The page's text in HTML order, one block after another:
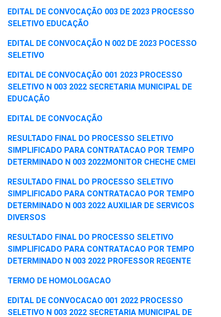
EDITAL DE CONVOCAÇÃO 003 DE 2023 PROCESSO
SELETIVO EDUCAÇÃO
EDITAL DE CONVOCAÇÃO N 002 DE 2023 POCESSO
SELETIVO
EDITAL DE CONVOCAÇÃO 001 2023 PROCESSO
SELETIVO N 003 2022 SECRETARIA MUNICIPAL DE
EDUCAÇÃO
EDITAL DE CONVOCAÇÃO
RESULTADO FINAL DO PROCESSO SELETIVO
SIMPLIFICADO PARA CONTRATACAO POR TEMPO
DETERMINADO N 003 2022MONITOR CHECHE CMEI
RESULTADO FINAL DO PROCESSO SELETIVO
SIMPLIFICADO PARA CONTRATACAO POR TEMPO
DETERMINADO N 003 2022 AUXILIAR DE SERVICOS
DIVERSOS
RESULTADO FINAL DO PROCESSO SELETIVO
SIMPLIFICADO PARA CONTRATACAO POR TEMPO
DETERMINADO N 003 2022 PROFESSOR REGENTE
TERMO DE HOMOLOGACAO
EDITAL DE CONVOCACAO 001 2022 PROCESSO
SELETIVO N 003 2022 SECRETARIA MUNICIPAL DE